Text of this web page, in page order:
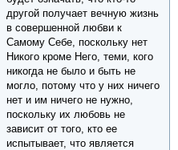
другой получает вечную жизнь
в совершенной любви к
Самому Себе, поскольку нет
Никого кроме Него, теми, кого
никогда не было и быть не
могло, потому что у них ничего
нет и им ничего не нужно,
поскольку их любовь не
зависит от того, кто ее
испытывает, что является